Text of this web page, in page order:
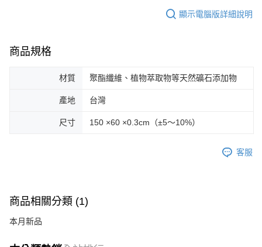
顯示電腦版詳細說明
商品規格
材質 聚酯纖維、植物萃取物等天然礦石添加物
產地 台灣
尺寸 150 ×60 ×0.3cm（±5～10%）
客服
商品相關分類 (1)
本月新品